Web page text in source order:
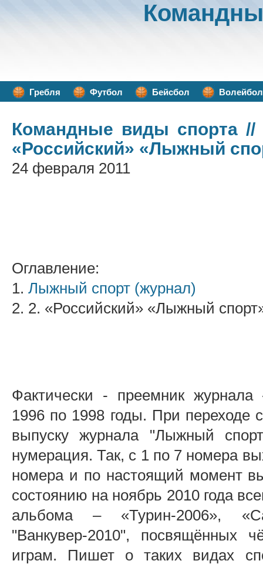
Гребля Футбол Бейсбол Волейбол
Командные виды спорта//
«Российский» «Лыжный
24 февраля 2011
Оглавление:
1. Лыжный спорт (журнал)
2. 2. «Российский» «Лыжный
Фактически - преемник
1996 по 1998 годы. При переходе
выпуску журнала "Лыжный
нумерация. Так, с 1 по 7 номера
номера и по настоящий момент
состоянию на ноябрь 2010 года
альбома – «Турин-2006»,
"Ванкувер-2010", посвящённых
играм. Пишет о таких видах